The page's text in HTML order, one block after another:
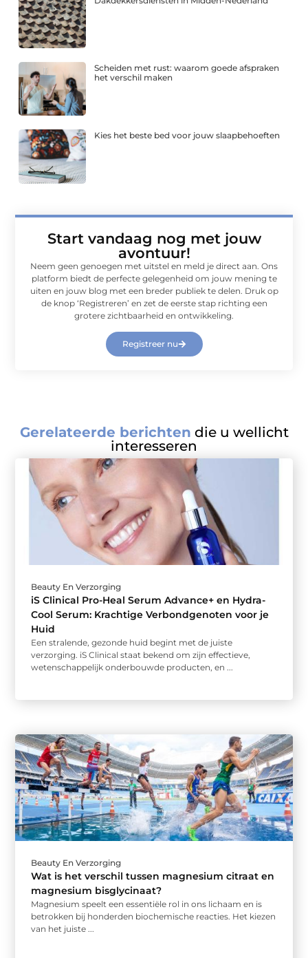
Scheiden met rust: waarom goede afspraken
het verschil maken
Kies het beste bed voor jouw slaapbehoeften
Start vandaag nog met jouw
avontuur!
Neem geen genoegen met uitstel en meld je direct aan. Ons
platform biedt de perfecte gelegenheid om jouw mening te
uiten en jouw blog met een breder publiek te delen. Druk op
de knop ‘Registreren’ en zet de eerste stap richting een
grotere zichtbaarheid en ontwikkeling.
Registreer nu
Gerelateerde berichten die u wellicht
interesseren
Beauty En Verzorging
iS Clinical Pro-Heal Serum Advance+ en Hydra-
Cool Serum: Krachtige Verbondgenoten voor je
Huid
Een stralende, gezonde huid begint met de juiste
verzorging. iS Clinical staat bekend om zijn effectieve,
wetenschappelijk onderbouwde producten, en ...
Beauty En Verzorging
Wat is het verschil tussen magnesium citraat en
magnesium bisglycinaat?
Magnesium speelt een essentiële rol in ons lichaam en is
betrokken bij honderden biochemische reacties. Het kiezen
van het juiste ...